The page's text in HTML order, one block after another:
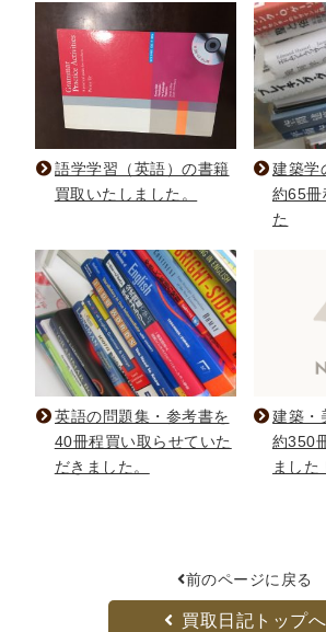
語学学習（英語）の書籍
買取いたしました。
建築学
約65冊
た
英語の問題集・参考書を
40冊程買い取らせていた
だきました。
建築・
約350
ました
前のページに戻る
買取日記トップへ